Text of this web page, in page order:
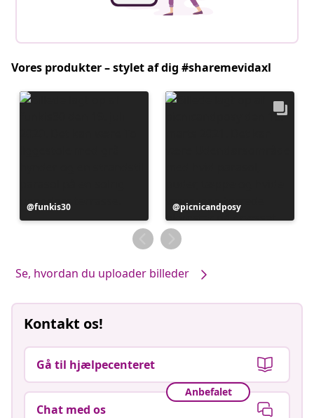
Vores produkter – stylet af dig #sharemevidaxl
Opslag
offentliggjort
funkis30
Opslag
offentliggjort
af
picnicandposy
Se, hvordan du uploader billeder
Kontakt os!
Gå til hjælpecenteret
Anbefalet
Chat med os